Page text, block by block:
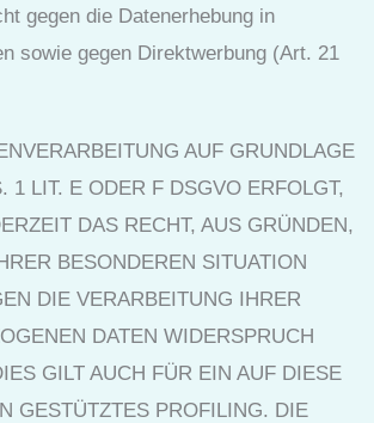
gegen die Datenerhebung in
sowie gegen Direktwerbung (Art. 21
AUF GRUNDLAGE
1 LIT. E ODER F DSGVO ERFOLGT,
DAS RECHT, AUS GRÜNDEN,
BESONDEREN SITUATION
DIE VERARBEITUNG IHRER
DATEN WIDERSPRUCH
GILT AUCH FÜR EIN AUF DIESE
GESTÜTZTES PROFILING. DIE